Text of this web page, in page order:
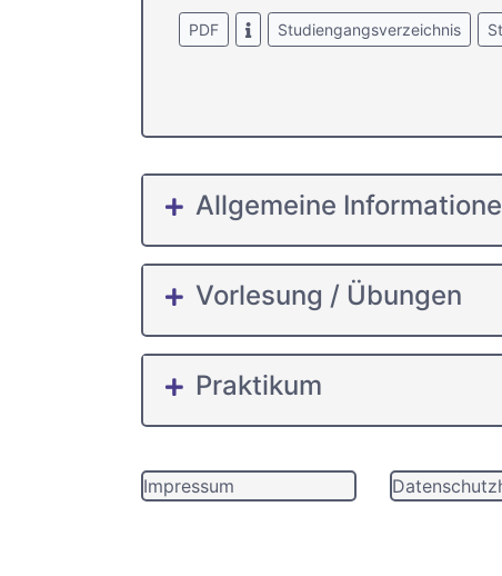
PDF Studiengangsverzeichnis
Allgemeine
Vorlesung / Übungen
Praktikum
Impressum